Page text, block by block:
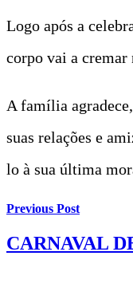
Logo após a
corpo vai a cremar
A família
suas relações e
lo à sua última
Previous Post
CARNAVAL